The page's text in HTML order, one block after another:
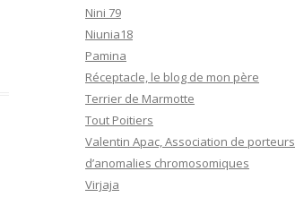
Nini 79
Niunia18
Pamina
Réceptacle, le blog de mon père
Terrier de Marmotte
Tout Poitiers
Valentin Apac, Association de porteurs
d’anomalies chromosomiques
Virjaja